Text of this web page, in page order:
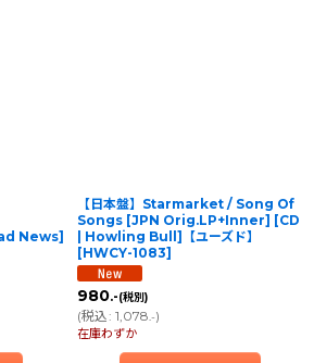
News]
【日本盤】Starmarket / Song Of
Songs [JPN Orig.LP+Inner] [CD
| Howling Bull]【ユーズド】
[HWCY-1083]
980.-(税別)
(税込: 1,078.-)
在庫わずか